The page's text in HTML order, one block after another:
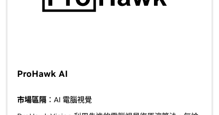
ProHawk AI
市場區隔 ：AI 電腦視覺